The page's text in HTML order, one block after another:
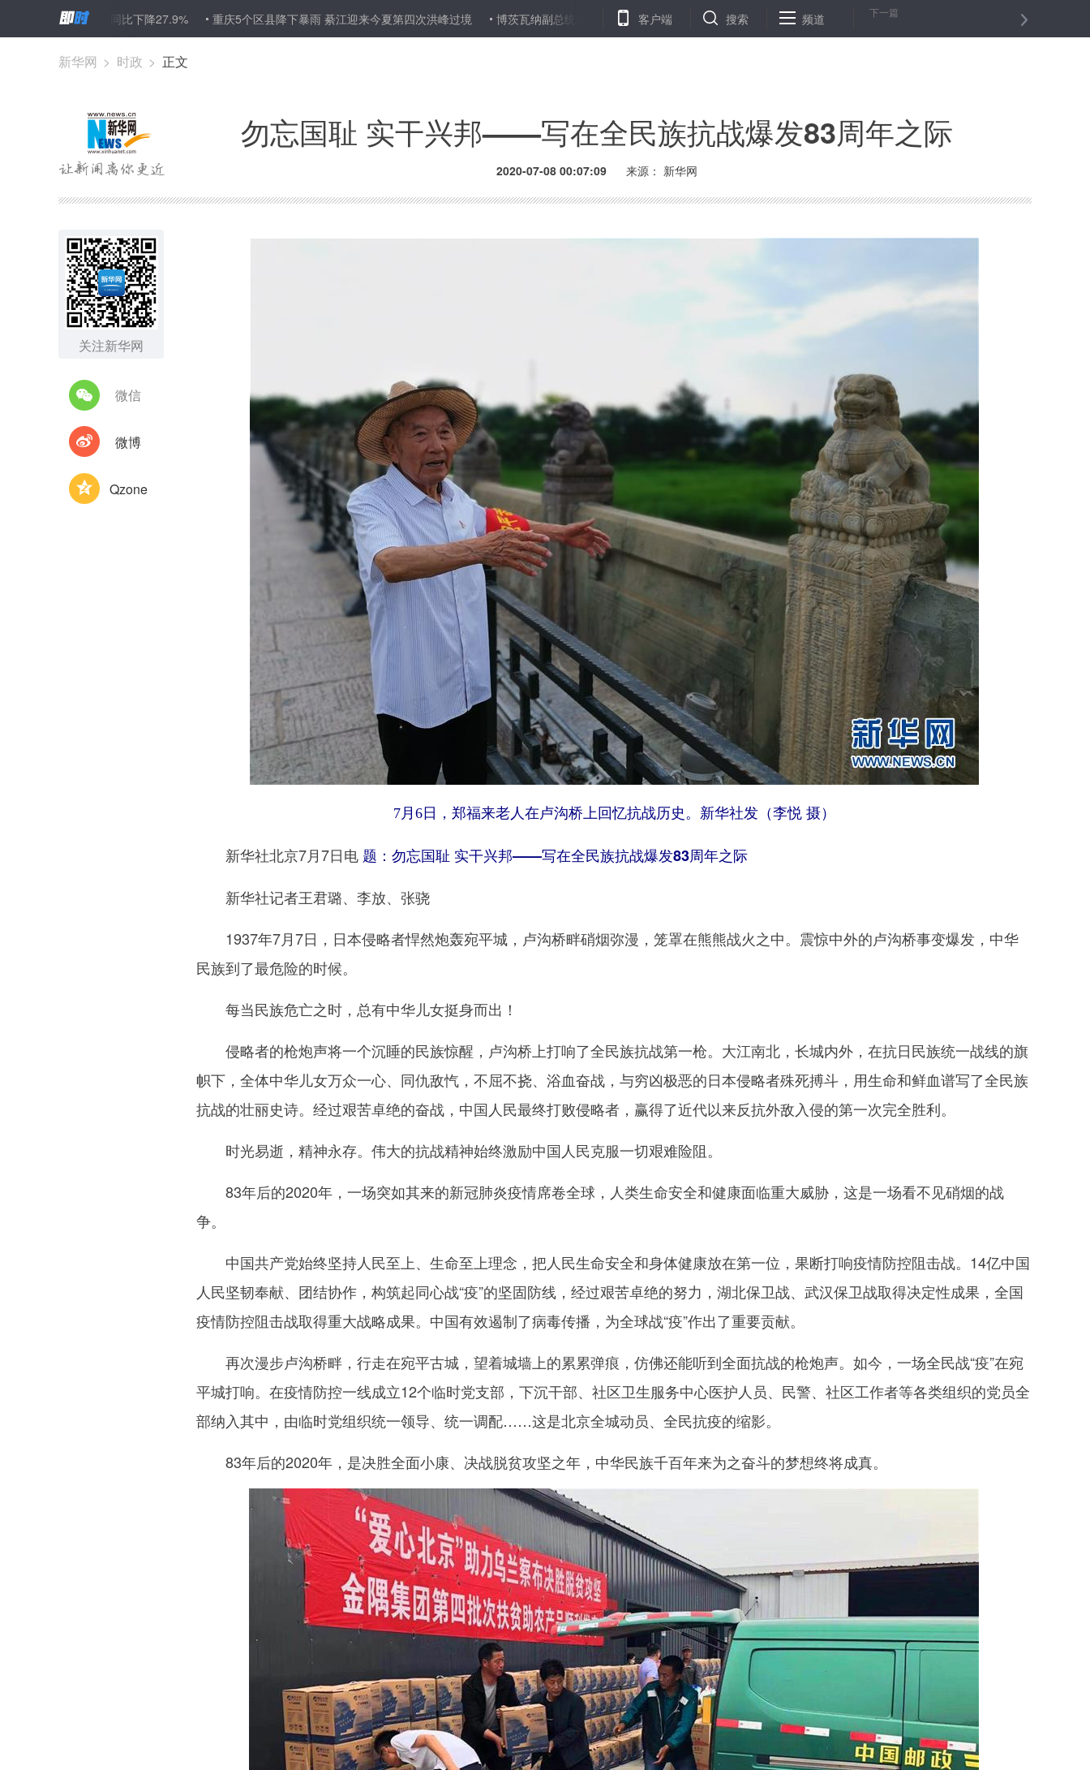
顺差同比下降27.9% 重庆5个区县降下暴雨 綦江迎来今夏第四次洪峰过境 博茨瓦纳副总统感谢当地华侨华人助力抗疫 中国代表敦促有关国家立即解除对叙利亚单边强制性措施 山西要求事业单位招
客户端 搜索 频道 下一篇
新华网 > 时政 > 正文
勿忘国耻 实干兴邦——写在全民族抗战爆发83周年之际
2020-07-08 00:07:09 来源： 新华网
关注新华网
微信
微博
Qzone
7月6日，郑福来老人在卢沟桥上回忆抗战历史。新华社发（李悦 摄）
新华社北京7月7日电 题：勿忘国耻 实干兴邦——写在全民族抗战爆发83周年之际
新华社记者王君璐、李放、张骁
1937年7月7日，日本侵略者悍然炮轰宛平城，卢沟桥畔硝烟弥漫，笼罩在熊熊战火之中。震惊中外的卢沟桥事变爆发，中华
民族到了最危险的时候。
每当民族危亡之时，总有中华儿女挺身而出！
侵略者的枪炮声将一个沉睡的民族惊醒，卢沟桥上打响了全民族抗战第一枪。大江南北，长城内外，在抗日民族统一战线的旗
帜下，全体中华儿女万众一心、同仇敌忾，不屈不挠、浴血奋战，与穷凶极恶的日本侵略者殊死搏斗，用生命和鲜血谱写了全民族
抗战的壮丽史诗。经过艰苦卓绝的奋战，中国人民最终打败侵略者，赢得了近代以来反抗外敌入侵的第一次完全胜利。
时光易逝，精神永存。伟大的抗战精神始终激励中国人民克服一切艰难险阻。
83年后的2020年，一场突如其来的新冠肺炎疫情席卷全球，人类生命安全和健康面临重大威胁，这是一场看不见硝烟的战
争。
中国共产党始终坚持人民至上、生命至上理念，把人民生命安全和身体健康放在第一位，果断打响疫情防控阻击战。14亿中国
人民坚韧奉献、团结协作，构筑起同心战“疫”的坚固防线，经过艰苦卓绝的努力，湖北保卫战、武汉保卫战取得决定性成果，全国
疫情防控阻击战取得重大战略成果。中国有效遏制了病毒传播，为全球战“疫”作出了重要贡献。
再次漫步卢沟桥畔，行走在宛平古城，望着城墙上的累累弹痕，仿佛还能听到全面抗战的枪炮声。如今，一场全民战“疫”在宛
平城打响。在疫情防控一线成立12个临时党支部，下沉干部、社区卫生服务中心医护人员、民警、社区工作者等各类组织的党员全
部纳入其中，由临时党组织统一领导、统一调配……这是北京全城动员、全民抗疫的缩影。
83年后的2020年，是决胜全面小康、决战脱贫攻坚之年，中华民族千百年来为之奋斗的梦想终将成真。